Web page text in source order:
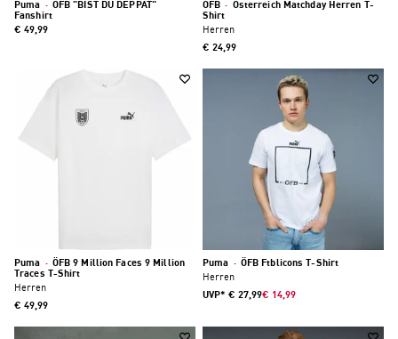
Puma · ÖFB "BIST DU DEPPAT"
Fanshirt
€ 49,99
ÖFB · Österreich Matchday Herren T-
Shirt
Herren
€ 24,99
Puma · ÖFB 9 Million Faces 9 Million
Traces T-Shirt
Herren
€ 49,99
Puma · ÖFB Ftblicons T-Shirt
Herren
UVP* € 27,99€ 14,99